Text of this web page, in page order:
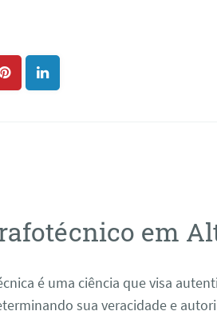
em
é uma ciência que visa
sua veracidade e